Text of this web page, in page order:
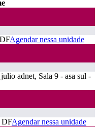
Agendar nessa unidade
adnet, Sala 9 - asa sul -
DFAgendar nessa unidade